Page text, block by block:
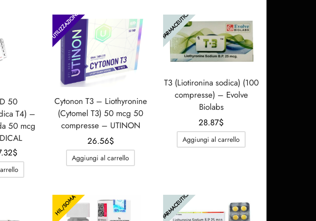
50
T4) –
50 mcg
Il $
prezzo
attuale
UTILIZZAZIONE
Cytonon T3 – Liothyronine
(Cytomel T3) 50 mcg 50
compresse – UTINON
26.56$
Aggiungi al carrello
FARMACEUTICA
T3 (Liotironina sodica) (100
compresse) – Evolve
Biolabs
28.87$
Aggiungi al carrello
HIL/SOMA FARMACEUTICA